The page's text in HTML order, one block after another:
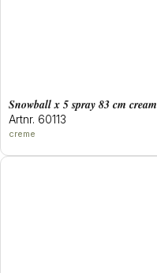
snowball x 5 spray 83 cm cream
Artnr. 60113
creme